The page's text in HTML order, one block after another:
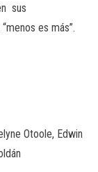
sus
es más”.
Otoole, Edwin